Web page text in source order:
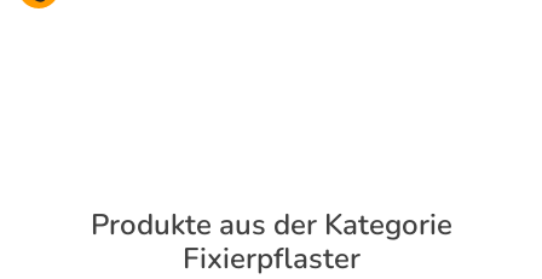
Produkte aus der Kategorie
Fixierpflaster